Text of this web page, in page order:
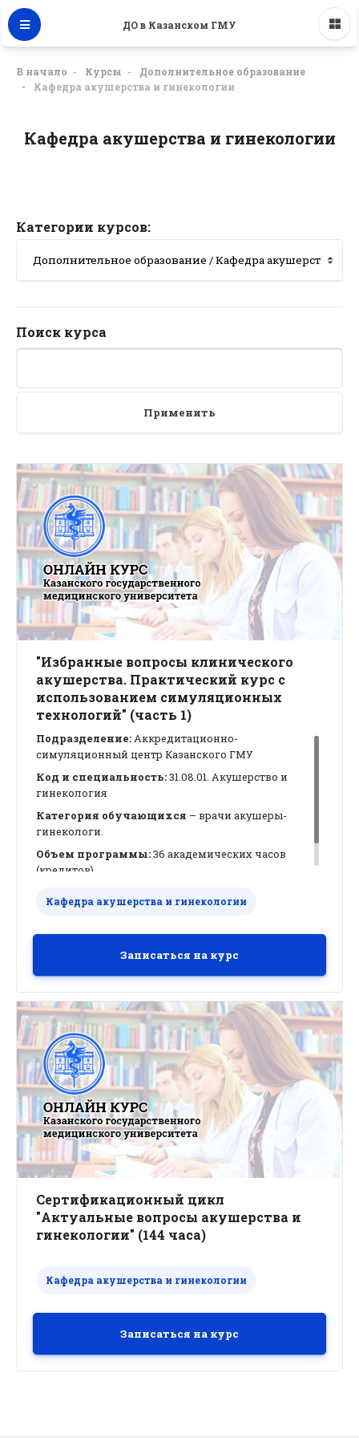
ДО в Казанском ГМУ
В начало Курсы
Дополнительное образование
Кафедра акушерства и гинекологии
Кафедра акушерства и гинекологии
Категории курсов:
Поиск курса
Применить
"Избранные вопросы клинического
акушерства. Практический курс с
использованием симуляционных
технологий" (часть 1)
Подразделение: Аккредитационно-
симуляционный центр Казанского ГМУ
Код и специальность:31.08.01. Акушерство и
гинекология
Категория обучающихся – врачи акушеры-
гинекологи.
Объем программы:36 академических часов
(кредитов).
симуляционного центра (АСЦ), доц., к.м.н., доц.
Кафедра акушерства и гинекологии
Записаться на курс
Сертификационный цикл
"Актуальные вопросы акушерства и
гинекологии" (144 часа)
Кафедра акушерства и гинекологии
Записаться на курс